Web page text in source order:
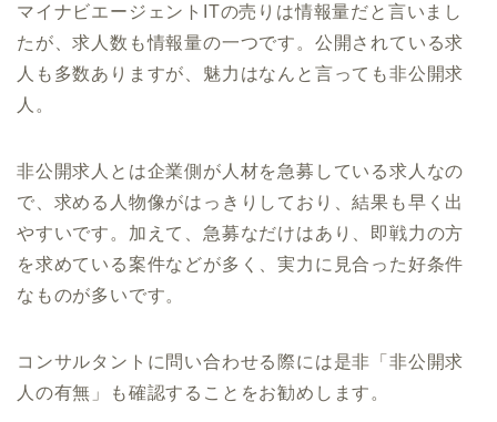
マイナビエージェントITの売りは情報量だと言いまし
たが、求人数も情報量の一つです。公開されている求
人も多数ありますが、魅力はなんと言っても非公開求
人。
非公開求人とは企業側が人材を急募している求人なの
で、求める人物像がはっきりしており、結果も早く出
やすいです。加えて、急募なだけはあり、即戦力の方
を求めている案件などが多く、実力に見合った好条件
なものが多いです。
コンサルタントに問い合わせる際には是非「非公開求
人の有無」も確認することをお勧めします。